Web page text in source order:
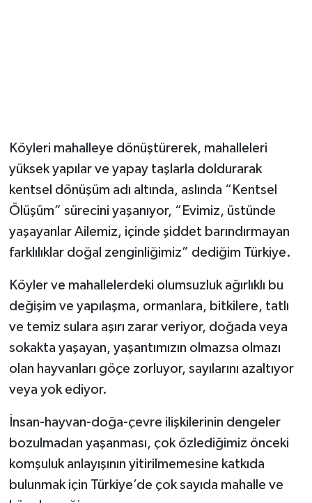
Köyleri mahalleye dönüştürerek, mahalleleri
yüksek yapılar ve yapay taşlarla doldurarak
kentsel dönüşüm adı altında, aslında “Kentsel
Ölüşüm” sürecini yaşanıyor, “Evimiz, üstünde
yaşayanlar Ailemiz, içinde şiddet barındırmayan
farklılıklar doğal zenginliğimiz” dediğim Türkiye.
Köyler ve mahallelerdeki olumsuzluk ağırlıklı bu
değişim ve yapılaşma, ormanlara, bitkilere, tatlı
ve temiz sulara aşırı zarar veriyor, doğada veya
sokakta yaşayan, yaşantımızın olmazsa olmazı
olan hayvanları göçe zorluyor, sayılarını azaltıyor
veya yok ediyor.
İnsan-hayvan-doğa-çevre ilişkilerinin dengeler
bozulmadan yaşanması, çok özlediğimiz önceki
komşuluk anlayışının yitirilmemesine katkıda
bulunmak için Türkiye’de çok sayıda mahalle ve
İlçe Haberleri
Keşfet
Kültür & Sanat
Magazin
Resmi İlanlar
Sağlık
Seri İlan
Siyaset
Sokak Hayvanlarını Sahiplendirme
Sonsöz Özel